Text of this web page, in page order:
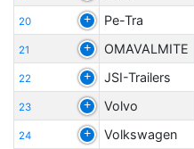
20 Pe-Tra
21 OMAVALMITE
22 JSI-Trailers
23 Volvo
24 Volkswagen